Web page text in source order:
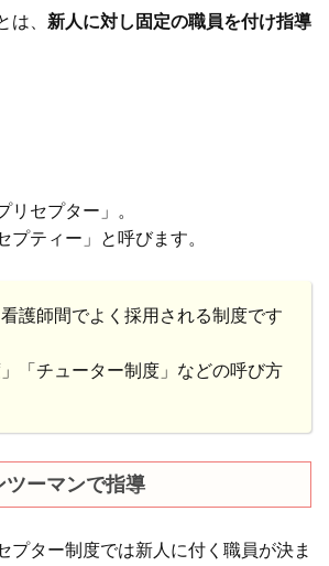
は、 新人に対し固定の職員を付け指導
リセプター」。
プティー」と呼びます。
護師間でよく採用される制度です
」「チューター制度」などの呼び方
ーマンで指導
プター制度では新人に付く職員が決ま